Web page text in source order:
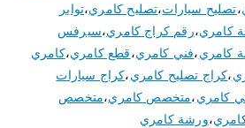
،تصليح سيارات،تصليح كامري،تواير
كامري،رقم كراج كامري،سيرفس
كامري،فني كامري،قطع كامري،كامري
،كراج تصليح كامري،كراج سيارات
كامري،متخصص كامري،متخصص
،ورشة كامري